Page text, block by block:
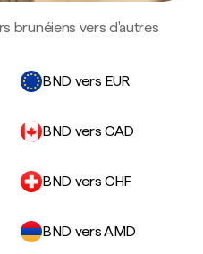
brunéiens vers d'autres
BND vers EUR
BND vers CAD
BND vers CHF
BND vers AMD